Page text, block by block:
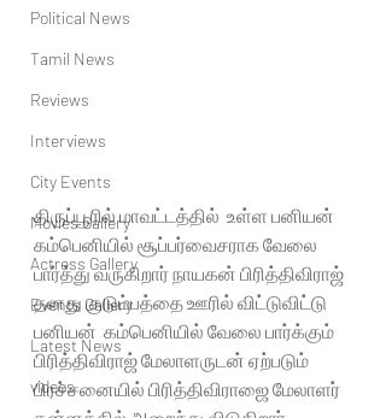
Political News
Tamil News
Reviews
Interviews
City Events
Movies Gallery
Actress Gallery
Events Gallery
Latest News
videos
திருப்பூரில் மாவட்டத்தில்  உள்ள பனியன்
கம்பெனியில் சூப்பர்வைசராக வேலை
பார்த்து வருகிறார் நாயகன் பிரித்திவிராஜ்
தனது குடும்பத்தை ஊரில் விட்டுவிட்டு
பனியன்  கம்பெனியில் வேலை பார்க்கும்
பிரித்திவிராஜ் மேலாளருடன் ஏற்படும்
பிரச்சனையில் பிரித்திவிராஜை மேலாளர்